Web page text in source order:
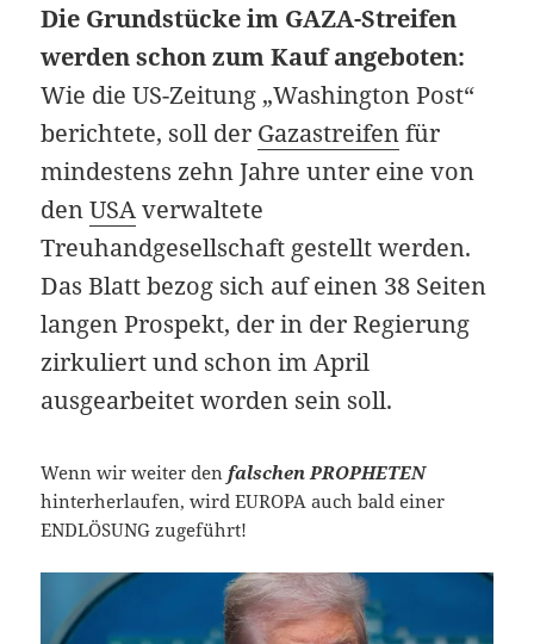
Die Grundstücke im GAZA-Streifen
werden schon zum Kauf angeboten:
Wie die US-Zeitung „Washington Post“
berichtete, soll der Gazastreifenfür
mindestens zehn Jahre unter eine von
denUSAverwaltete
Treuhandgesellschaft gestellt werden.
Das Blatt bezog sich auf einen 38 Seiten
langen Prospekt, der in der Regierung
zirkuliert und schon im April
ausgearbeitet worden sein soll.
Wenn wir weiter den falschen PROPHETEN
hinterherlaufen, wird EUROPA auch bald einer
ENDLÖSUNG zugeführt!